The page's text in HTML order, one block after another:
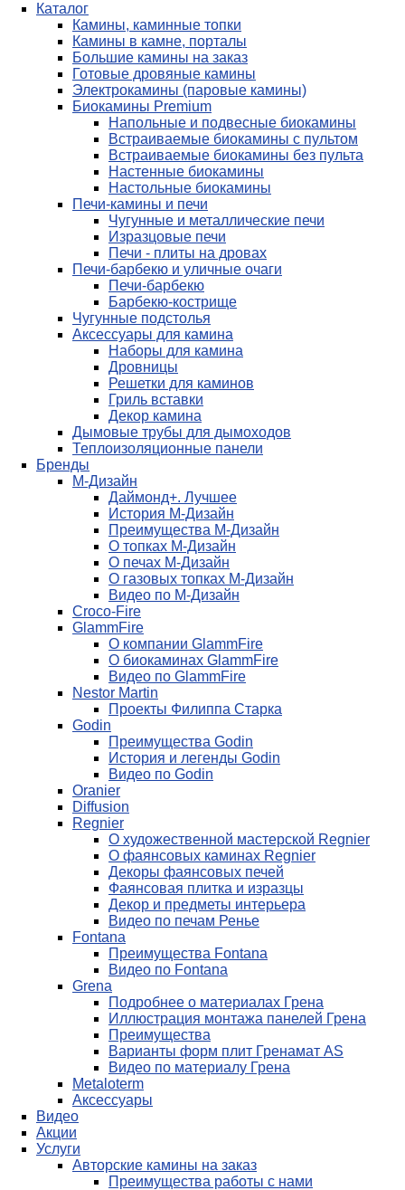
Каталог
Камины, каминные топки
Камины в камне, порталы
Большие камины на заказ
Готовые дровяные камины
Электрокамины (паровые камины)
Биокамины Premium
Напольные и подвесные биокамины
Встраиваемые биокамины с пультом
Встраиваемые биокамины без пульта
Настенные биокамины
Настольные биокамины
Печи-камины и печи
Чугунные и металлические печи
Изразцовые печи
Печи - плиты на дровах
Печи-барбекю и уличные очаги
Печи-барбекю
Барбекю-кострище
Чугунные подстолья
Аксессуары для камина
Наборы для камина
Дровницы
Решетки для каминов
Гриль вставки
Декор камина
Дымовые трубы для дымоходов
Теплоизоляционные панели
Бренды
М-Дизайн
Даймонд+. Лучшее
История М-Дизайн
Преимущества М-Дизайн
О топках М-Дизайн
О печах М-Дизайн
О газовых топках М-Дизайн
Видео по М-Дизайн
Croco-Fire
GlammFire
О компании GlammFire
О биокаминах GlammFire
Видео по GlammFire
Nestor Martin
Проекты Филиппа Старка
Godin
Преимущества Godin
История и легенды Godin
Видео по Godin
Oranier
Diffusion
Regnier
О художественной мастерской Regnier
О фаянсовых каминах Regnier
Декоры фаянсовых печей
Фаянсовая плитка и изразцы
Декор и предметы интерьера
Видео по печам Ренье
Fontana
Преимущества Fontana
Видео по Fontana
Grena
Подробнее о материалах Грена
Иллюстрация монтажа панелей Грена
Преимущества
Варианты форм плит Гренамат AS
Видео по материалу Грена
Metaloterm
Аксессуары
Видео
Акции
Услуги
Авторские камины на заказ
Преимущества работы с нами